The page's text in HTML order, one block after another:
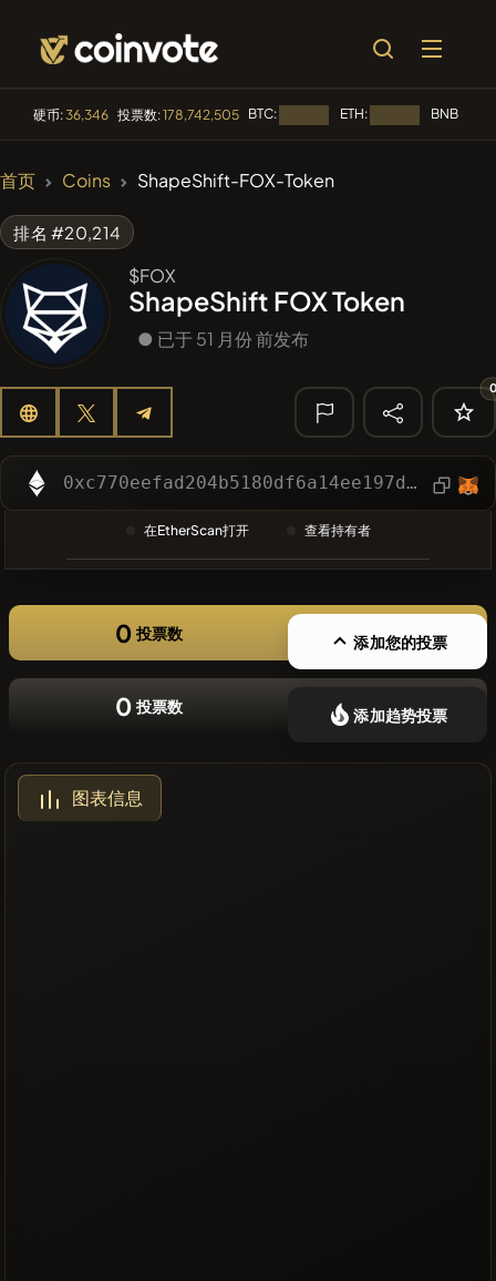
硬币:36,346 投票数:178,742,505 BTC: ETH: BNB:
Heap of hay HAY
#556
ATH ATH
#622
🔎 最近搜索
❌没有最近
的币种
首页 Coins ShapeShift-FOX-Token
排名 #20,214
$FOX
ShapeShift FOX Token
● 已于 51 月份 前发布
0xc770eefad204b5180df6a14ee197d99d808ee52d
在EtherScan打开 查看持有者
0 投票数 添加您的投票
0 投票数 添加趋势投票
图表信息